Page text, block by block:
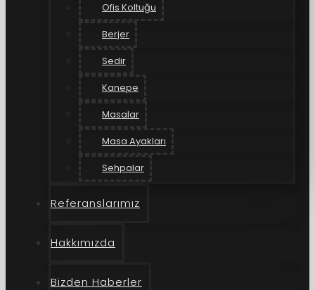
Ofis Koltuğu
Berjer
Sedir
Kanepe
Masalar
Masa Ayakları
Sehpalar
Referanslarımız
Hakkımızda
Bizden Haberler